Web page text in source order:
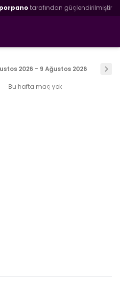
tarafından güçlendirilmiştir
2026 - 9 Ağustos 2026
Bu hafta maç yok